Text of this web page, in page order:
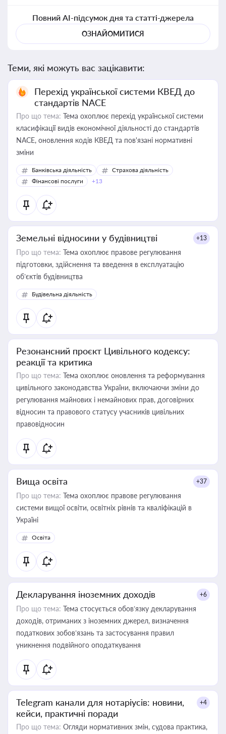
Повний AI-підсумок дня та статті-джерела
ОЗНАЙОМИТИСЯ
Теми, які можуть вас зацікавити:
Перехід української системи КВЕД до
стандартів NACE
Про що тема: Тема охоплює перехід української системи
класифікації видів економічної діяльності до стандартів
NACE, оновлення кодів КВЕД та пов'язані нормативні
зміни
Банківська діяльність
Страхова діяльність
Фінансові послуги
+13
Земельні відносини у будівництві +13
Про що тема: Тема охоплює правове регулювання
підготовки, здійснення та введення в експлуатацію
об’єктів будівництва
Будівельна діяльність
Резонансний проєкт Цивільного кодексу:
реакції та критика
Про що тема: Тема охоплює оновлення та реформування
цивільного законодавства України, включаючи зміни до
регулювання майнових і немайнових прав, договірних
відносин та правового статусу учасників цивільних
правовідносин
Вища освіта +37
Про що тема: Тема охоплює правове регулювання
системи вищої освіти, освітніх рівнів та кваліфікацій в
Україні
Освіта
Декларування іноземних доходів +6
Про що тема: Тема стосується обов’язку декларування
доходів, отриманих з іноземних джерел, визначення
податкових зобов’язань та застосування правил
уникнення подвійного оподаткування
Telegram канали для нотаріусів: новини,
кейси, практичні поради
+4
Про що тема: Огляди нормативних змін, судова практика,